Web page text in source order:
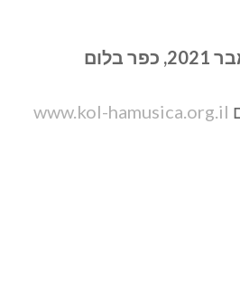
www.kol-hamusica.org.il